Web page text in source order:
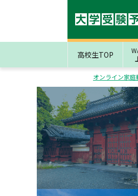
高校生TOP
オンライン家庭